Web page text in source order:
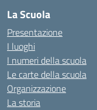
La Scuola
Presentazione
I luoghi
I numeri della scuola
Le carte della scuola
Organizzazione
La storia